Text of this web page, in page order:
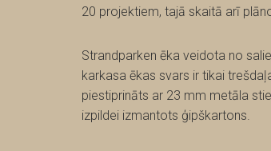
20 projektiem, tajā skaitā arī
Strandparken ēka veidota no
karkasa ēkas svars ir tikai
piestiprināts ar 23 mm metāla
izpildei izmantots ģipškartons.